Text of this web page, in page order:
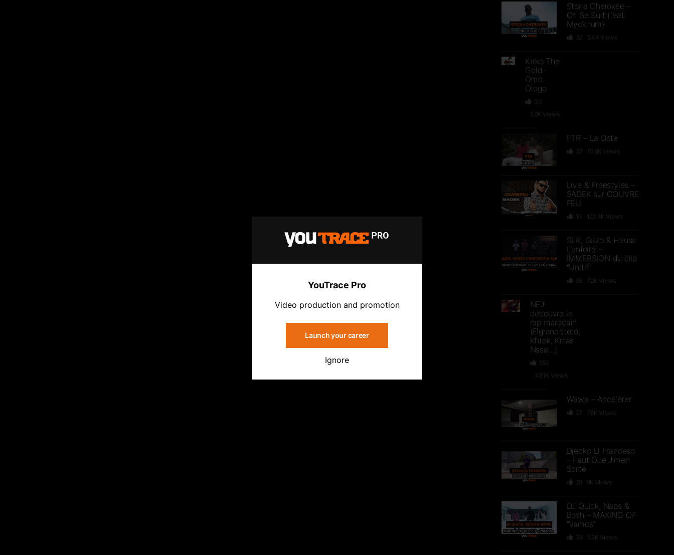
Storia Cherokee –
On Se Suit (feat.
Mycknum)
32 5.4K Views
Kirko The
Gold-
Omo
Ologo
33
5.5K Views
FTR – La Dote
37 10.8K Views
Live & Freestyles –
SADEK sur COUVRE
FEU
1K 123.4K Views
SLK, Gazo & Heuss
L’enfoiré –
IMMERSION du clip
“Unité”
99 7.2K Views
NEJ’
découvre le
rap marocain
(Elgrandetoto,
Khtek, Krtas
Nssa…)
550
43.1K Views
Wawa – Accélérer
27 7.8K Views
Djecko El Franceso
– Faut Que J’men
Sorte
28 8K Views
DJ Quick, Naps &
Bosh – MAKING OF
“Vamos”
39 5.2K Views
YouTrace Pro
Video production and promotion
Launch your career
Ignore